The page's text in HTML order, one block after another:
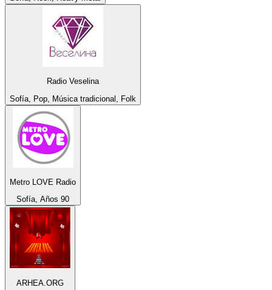
Radio Veselina
Sofía, Pop, Música tradicional, Folk
Metro LOVE Radio
Sofía, Años 90
ARHEA.ORG